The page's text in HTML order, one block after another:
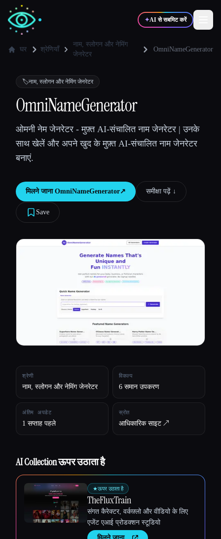
✦AI से सबमिट करें
💻 डेवलपर्स 📈मार्केटर्स
🎓 विद्यार्थी 🎬क्रिएटर्स
ब्लॉग
टूल्स की तुलना करें
सभी श्रेणियाँ
घर श्रेणियाँ
नाम, स्लोगन और नेमिंग
जेनरेटर
OmniNameGenerator
🏷️नाम, स्लोगन और नेमिंग जेनरेटर
OmniNameGenerator
ओमनी नेम जेनरेटर - मुफ़्त AI-संचालित नाम जेनरेटर | उनके
साथ खेलें और अपने खुद के मुफ़्त AI-संचालित नाम जेनरेटर
बनाएं.
मिलने जाना OmniNameGenerator↗︎ समीक्षा पढ़ें ↓︎
Save
श्रेणी
नाम, स्लोगन और नेमिंग जेनरेटर
विकल्प
6 समान उपकरण
अंतिम अपडेट
1 सप्ताह पहले
स्रोत
आधिकारिक साइट ↗︎
AI Collection ऊपर उठाता है
★ऊपर उठाता है
TheFluxTrain
संगत कैरेक्टर, वर्कफ़्लो और वीडियो के लिए
एजेंट एआई प्रोडक्शन स्टूडियो